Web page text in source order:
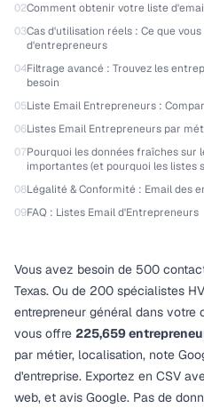
02Comment obtenir votre liste
03Cas d'utilisation réels : Ce que
d'entrepreneurs
04Filtrage avancé : Trouvez les
besoin
05Liste Email Entrepreneurs :
06Listes Email Entrepreneurs par
07Pourquoi les données fraîches sur
importantes (et pourquoi les listes
08Légalité & Conformité : Email des
09FAQ : Listes Email d'Entrepreneurs
Vous avez besoin de 500
Texas. Ou de 200 spécialistes
entrepreneur général dans votre
vous offre 225,659
par métier, localisation, note
d'entreprise. Exportez en CSV
web, et avis Google. Pas de